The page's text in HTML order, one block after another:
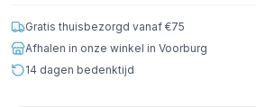
Gratis thuisbezorgd vanaf €75
Afhalen in onze winkel in Voorburg
14 dagen bedenktijd